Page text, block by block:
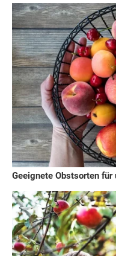
Geeignete Obstsorten für